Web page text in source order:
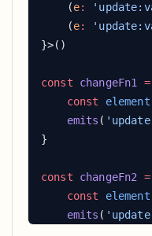
    (
e:
    (
e:
const changeFn1 =
    const
element
    emits
(
const changeFn2 =
    const
element
    emits
(